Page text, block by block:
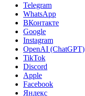
Telegram
WhatsApp
ВКонтакте
Google
Instagram
OpenAI (ChatGPT)
TikTok
Discord
Apple
Facebook
Яндекс